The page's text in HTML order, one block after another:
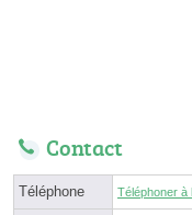
Contact
Téléphone Téléphoner à